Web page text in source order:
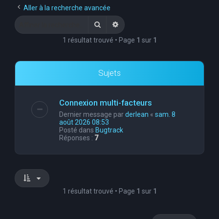
Aller à la recherche avancée
RechercherRecherche avancée
1 résultat trouvé • Page 1 sur 1
Sujets
Connexion multi-facteurs
Dernier message parderlean « sam. 8
août 2026 08:53
Posté dans Bugtrack
Réponses : 7
1 résultat trouvé • Page 1 sur 1